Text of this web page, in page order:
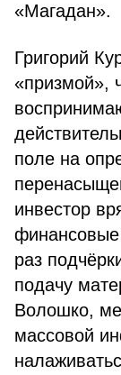
«Магадан».
Григорий
«призмой»,
поле на
инвестор
финансовые
раз
подачу
Волошко,
массовой